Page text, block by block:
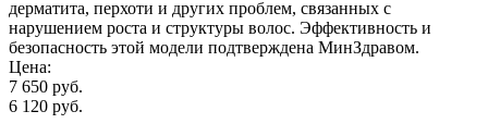
дерматита, перхоти и других проблем, связанных с
нарушением роста и структуры волос. Эффективность и
безопасность этой модели подтверждена МинЗдравом.
Цена:
7 650 руб.
6 120 руб.